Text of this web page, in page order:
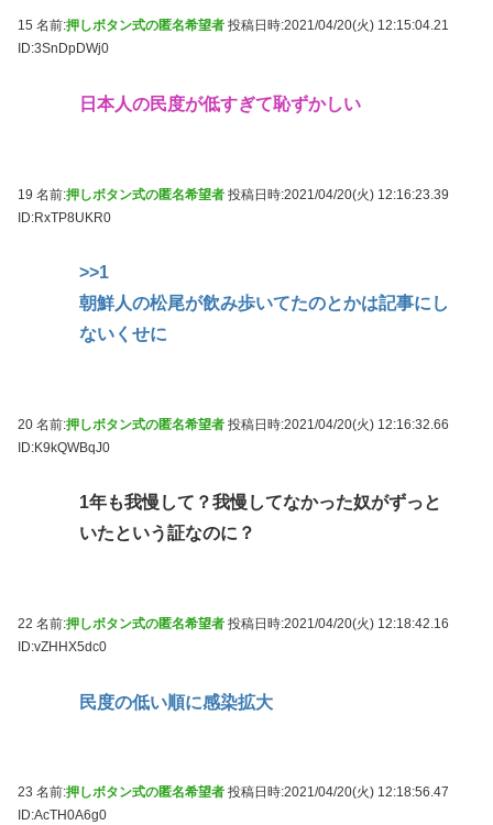
15 名前:押しボタン式の匿名希望者 投稿日時:2021/04/20(火) 12:15:04.21
ID:3SnDpDWj0
日本人の民度が低すぎて恥ずかしい
19 名前:押しボタン式の匿名希望者 投稿日時:2021/04/20(火) 12:16:23.39
ID:RxTP8UKR0
>>1
朝鮮人の松尾が飲み歩いてたのとかは記事にし
ないくせに
20 名前:押しボタン式の匿名希望者 投稿日時:2021/04/20(火) 12:16:32.66
ID:K9kQWBqJ0
1年も我慢して？我慢してなかった奴がずっと
いたという証なのに？
22 名前:押しボタン式の匿名希望者 投稿日時:2021/04/20(火) 12:18:42.16
ID:vZHHX5dc0
民度の低い順に感染拡大
23 名前:押しボタン式の匿名希望者 投稿日時:2021/04/20(火) 12:18:56.47
ID:AcTH0A6g0